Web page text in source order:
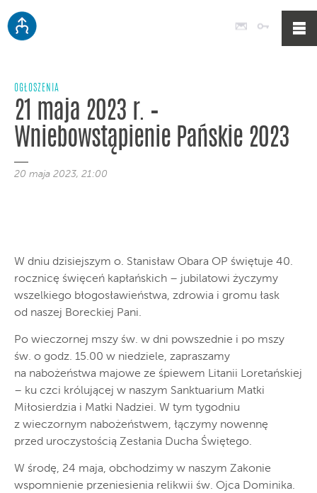
Poczta
OGŁOSZENIA
21 maja 2023 r. –
Wniebowstąpienie Pańskie 2023
20 maja 2023, 21:00
W dniu dzisiejszym o. Stanisław Obara OP świętuje 40.
rocznicę święceń kapłańskich – jubilatowi życzymy
wszelkiego błogosławieństwa, zdrowia i gromu łask
od naszej Boreckiej Pani.
Po wieczornej mszy św. w dni powszednie i po mszy
św. o godz. 15.00 w niedziele, zapraszamy
na nabożeństwa majowe ze śpiewem Litanii Loretańskiej
– ku czci królującej w naszym Sanktuarium Matki
Miłosierdzia i Matki Nadziei. W tym tygodniu
z wieczornym nabożeństwem, łączymy nowennę
przed uroczystością Zesłania Ducha Świętego.
W środę, 24 maja, obchodzimy w naszym Zakonie
wspomnienie przeniesienia relikwii św. Ojca Dominika.